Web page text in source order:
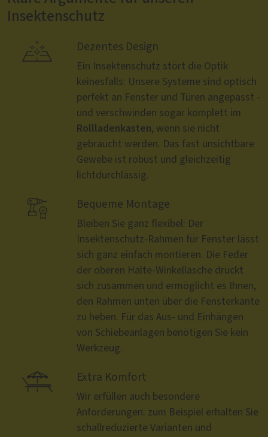
Insektenschutz
 Dezentes Design
Ein Insektenschutz stört die Optik
keinesfalls: Unsere Systeme sind optisch
perfekt an Fenster und Türen angepasst -
und verschwinden sogar komplett im
Rollladenkasten, wenn sie nicht
gebraucht werden. Das fast unsichtbare
Gewebe ist robust und gleichzeitig
lichtdurchlässig.
 Bequeme Montage
Bleiben Sie ganz flexibel: Der
Insektenschutz-Rahmen für Fenster lässt
sich ganz einfach montieren. Die Feder
der oberen Halte-Winkellasche drückt
sich zusammen und ermöglicht es Ihnen,
den Rahmen unten über die Fensterkante
zu heben. Für das Aus- und Einhängen
von Schiebeanlagen benötigen Sie kein
Werkzeug.
 Extra Komfort
Wir erfüllen auch besondere
Anforderungen: zum Beispiel erhalten Sie
schallreduzierte Varianten und